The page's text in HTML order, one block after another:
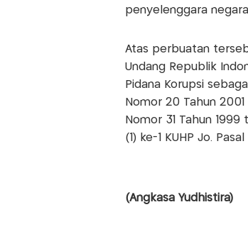
penyelenggara
Atas perbuatan
Undang Republik
Pidana Korupsi
Nomor 20 Tahun
Nomor 31 Tahun
(1) ke-1 KUHP Jo.
(Angkasa Yudhistira)